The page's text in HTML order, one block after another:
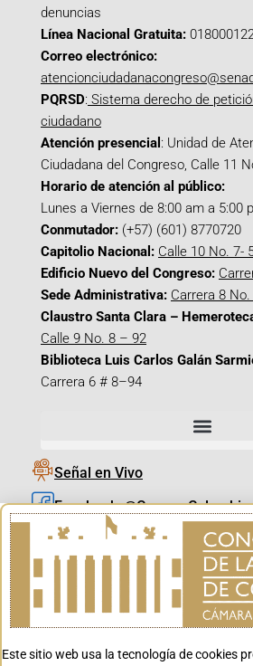
denuncias
Línea Nacional Gratuita:
Correo electrónico:
PQRSD: Sistema derecho de
ciudadano
Atención presencial : Unidad de
Ciudadana del Congreso, Calle 11
Horario de atención al público:
Lunes a Viernes de 8:00 am a 5:00
Conmutador: (+57) (601) 8770720
Capitolio Nacional: Calle 10 No. 7-
Edificio Nuevo del Congreso:
Sede Administrativa: Carrera 8
Claustro Santa Clara –
Calle 9 No. 8 – 92
Biblioteca Luis Carlos Galán
Carrera 6 # 8–94
Señal en Vivo
Facebook_@CamaraColombia
Instagram_@CamaraColombia
X_@CamaraColombia
Youtube_@CamaraColombia
Este sitio web usa la tecnología de cookies